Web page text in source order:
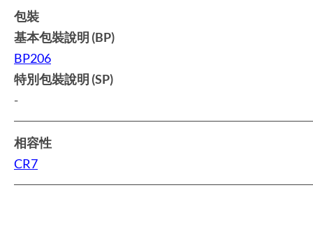
包裝
基本包裝說明 (BP)
BP206
特別包裝說明 (SP)
-
相容性
CR7